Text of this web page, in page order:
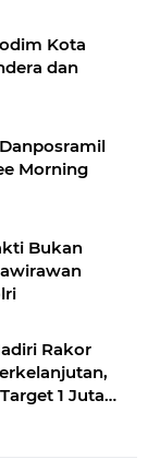
Kota
dan
Morning
Bukan
Rakor
1 Juta